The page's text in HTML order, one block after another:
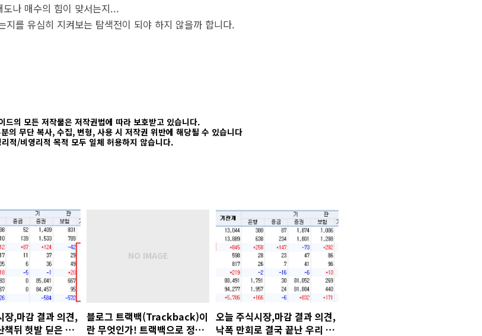
나 매수의 힘이 맞서는지...
를 유심히 지켜보는 탐색전이 되야 하지 않을까 합니다.
드의 모든 저작물은 저작권법에 따라 보호받고 있습니다.
의 무단 복사, 수집, 변형, 사용 시 저작권 위반에 해당될 수 있습니다
리적/비영리적 목적 모두 일체 허용하지 않습니다.
장,마감 결과 의견,
책뒤 헛발 딛은 우
블로그 트랙백(Trackback)이
란 무엇인가! 트랙백으로 정보
오늘 주식시장,마감 결과 의견,
낙폭 만회로 결국 끝난 우리 증